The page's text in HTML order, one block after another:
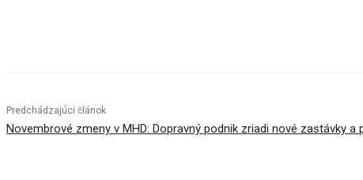
Predchádzajúci článok
Novembrové zmeny v MHD: Dopravný podnik zriadi nové zastávky a